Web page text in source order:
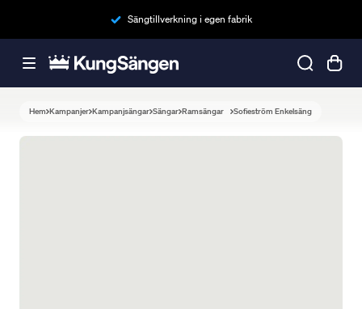
Sängtillverkning i egen fabrik
Hem Kampanjer Kampanjsängar Sängar Ramsängar Sofieström Enkelsäng